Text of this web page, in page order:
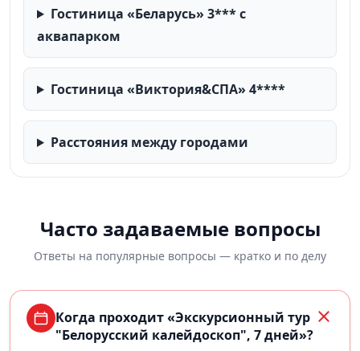
Гостиница «Беларусь» 3*** с
аквапарком
Гостиница «Виктория&СПА» 4****
Расстояния между городами
Часто задаваемые вопросы
Ответы на популярные вопросы — кратко и по делу
Когда проходит «Экскурсионный тур
"Белорусский калейдоскоп", 7 дней»?